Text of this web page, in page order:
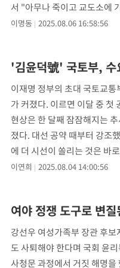
서 "아무나 죽이고 교도소에
이명동 2025.08.06 16:58:56
'김윤덕號' 국토부, 수
이재명 정부의 초대 국토교
가 커졌다. 이르면 이달 중 첫
현상은 한 달째 잠잠해지는
졌다. 대선 공약 때부터 강조
에 더 시선이 쏠리는 것은 바
이연희 2025.08.04 14:00:56
여야 정쟁 도구로 변
강선우 여성가족부 장관 후
도 사퇴해야 한다며 국회 윤
사청문 과정에서 거짓 해명